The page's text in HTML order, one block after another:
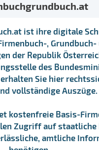
ist ihre digitale
, Grundbuch-
der Republik
des
Sie hier
vollständige Auszüge.
kostenfreie Basis-
Zugriff auf staatliche
amtliche